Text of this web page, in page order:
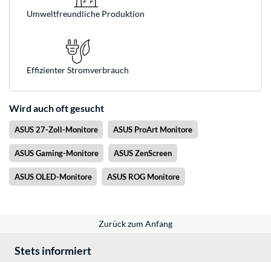
Umweltfreundliche Produktion
Effizienter Stromverbrauch
Wird auch oft gesucht
ASUS 27-Zoll-Monitore ASUS ProArt Monitore
ASUS Gaming-Monitore ASUS ZenScreen
ASUS OLED-Monitore ASUS ROG Monitore
Zurück zum Anfang
Stets informiert